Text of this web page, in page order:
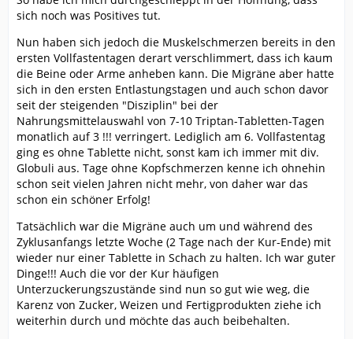
sich noch was Positives tut.
Nun haben sich jedoch die Muskelschmerzen bereits in den
ersten Vollfastentagen derart verschlimmert, dass ich kaum
die Beine oder Arme anheben kann. Die Migräne aber hatte
sich in den ersten Entlastungstagen und auch schon davor
seit der steigenden "Disziplin" bei der
Nahrungsmittelauswahl von 7-10 Triptan-Tabletten-Tagen
monatlich auf 3 !!! verringert. Lediglich am 6. Vollfastentag
ging es ohne Tablette nicht, sonst kam ich immer mit div.
Globuli aus. Tage ohne Kopfschmerzen kenne ich ohnehin
schon seit vielen Jahren nicht mehr, von daher war das
schon ein schöner Erfolg!
Tatsächlich war die Migräne auch um und während des
Zyklusanfangs letzte Woche (2 Tage nach der Kur-Ende) mit
wieder nur einer Tablette in Schach zu halten. Ich war guter
Dinge!!! Auch die vor der Kur häufigen
Unterzuckerungszustände sind nun so gut wie weg, die
Karenz von Zucker, Weizen und Fertigprodukten ziehe ich
weiterhin durch und möchte das auch beibehalten.